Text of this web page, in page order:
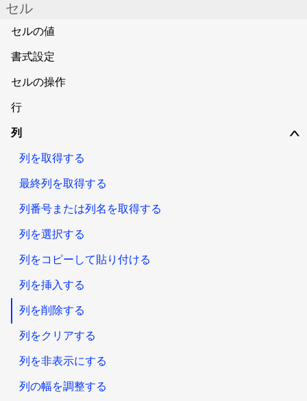
セル
セルの値
書式設定
セルの操作
行
∨
列
列を取得する
最終列を取得する
列番号または列名を取得する
列を選択する
列をコピーして貼り付ける
列を挿入する
列を削除する
列をクリアする
列を非表示にする
列の幅を調整する